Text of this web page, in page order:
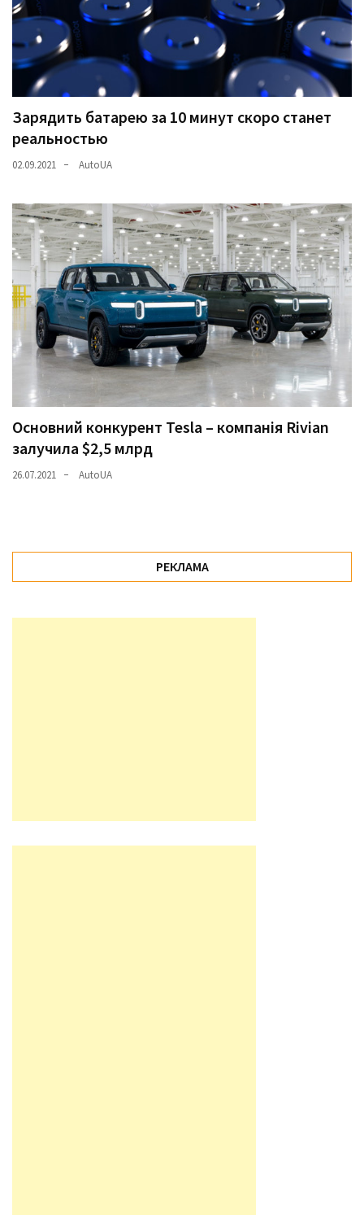
Зарядить батарею за 10 минут скоро станет
реальностью
02.09.2021 AutoUA
Основний конкурент Tesla – компанія Rivian
залучила $2,5 млрд
26.07.2021 AutoUA
РЕКЛАМА